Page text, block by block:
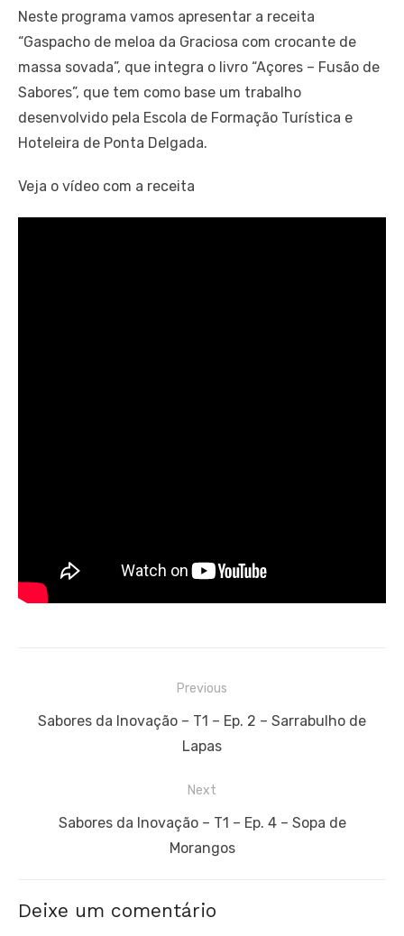
Neste programa vamos apresentar a receita
“Gaspacho de meloa da Graciosa com crocante de
massa sovada”, que integra o livro “Açores – Fusão de
Sabores”, que tem como base um trabalho
desenvolvido pela Escola de Formação Turística e
Hoteleira de Ponta Delgada.
Veja o vídeo com a receita
de
Previous
Previous
Sabores da Inovação – T1 – Ep. 2 – Sarrabulho de
Lapas
Next
Sabores da Inovação – T1 – Ep. 4 – Sopa de
Morangos
Deixe um comentário